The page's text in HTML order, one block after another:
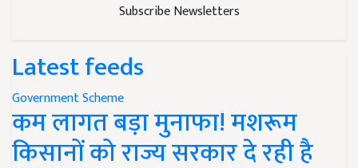
Subscribe Newsletters
Latest feeds
Government Scheme
कम लागत बड़ा मुनाफा! मशरूम
किसानों को राज्य सरकार दे रही है